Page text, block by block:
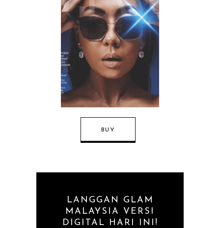
BUY
LANGGAN GLAM
MALAYSIA VERSI
DIGITAL HARI INI!